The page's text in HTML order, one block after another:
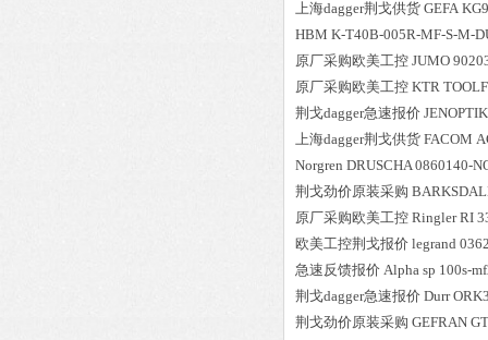
上海dagger荆戈供货 GEFA
HBM K-T40B-005R-MF-S-M-
原厂采购欧美工控 JUMO
原厂采购欧美工控 KTR
荆戈dagger急速报价 JENOPTIK
上海dagger荆戈供货 FACOM
Norgren DRUSCHA 0860140-
荆戈劲价原装采购
原厂采购欧美工控 Ringler RI
欧美工控荆戈报价 legrand
急速反馈报价 Alpha sp 100s-
荆戈dagger急速报价 Durr
荆戈劲价原装采购 GEFRAN